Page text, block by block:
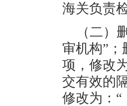
海关负责
（二）
审机构”
项，修改
交有效的
修改为：